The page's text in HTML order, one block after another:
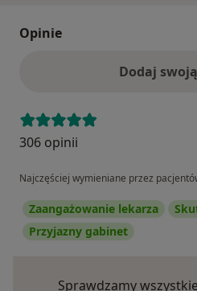
Opinie
Dodaj
306 opinii
Najczęściej wymieniane przez
Zaangażowanie lekarza
Przyjazny gabinet
Sprawdzamy